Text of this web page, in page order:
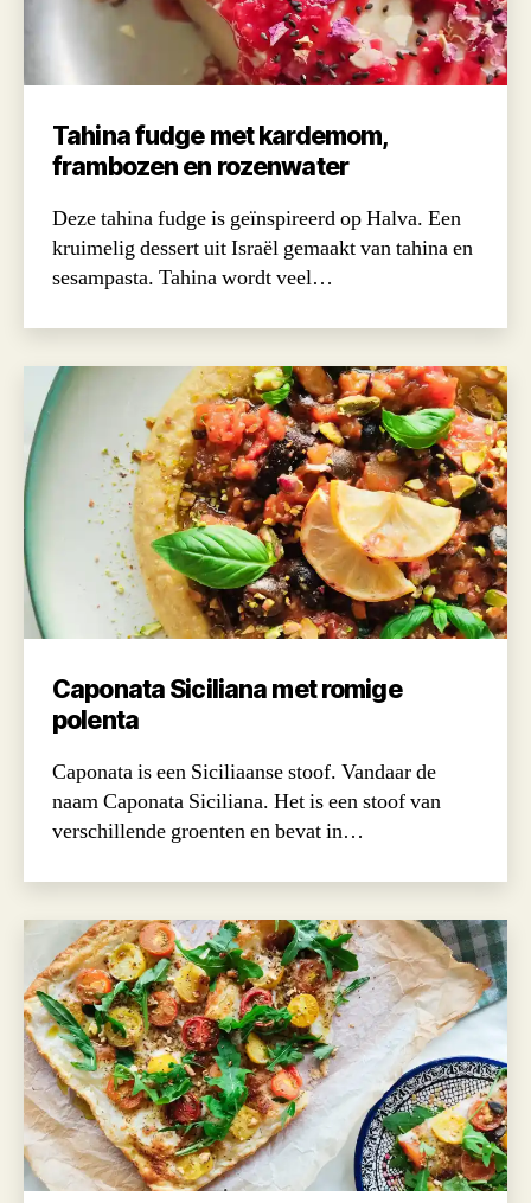
Tahina fudge met kardemom,
frambozen en rozenwater
Deze tahina fudge is geïnspireerd op Halva. Een
kruimelig dessert uit Israël gemaakt van tahina en
sesampasta. Tahina wordt veel…
Caponata Siciliana met romige
polenta
Caponata is een Siciliaanse stoof. Vandaar de
naam Caponata Siciliana. Het is een stoof van
verschillende groenten en bevat in…